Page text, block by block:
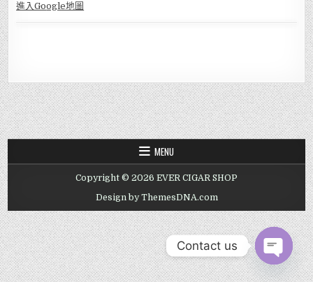
進入Google地圖
MENU
Copyright © 2026 EVER CIGAR SHOP
Design by ThemesDNA.com
Contact us
OPEN